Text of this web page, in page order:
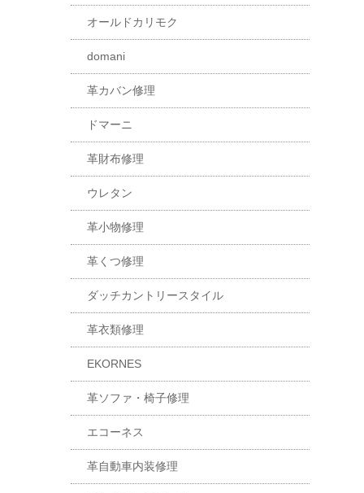
オールドカリモク
domani
革カバン修理
ドマーニ
革財布修理
ウレタン
革小物修理
革くつ修理
ダッチカントリースタイル
革衣類修理
EKORNES
革ソファ・椅子修理
エコーネス
革自動車内装修理